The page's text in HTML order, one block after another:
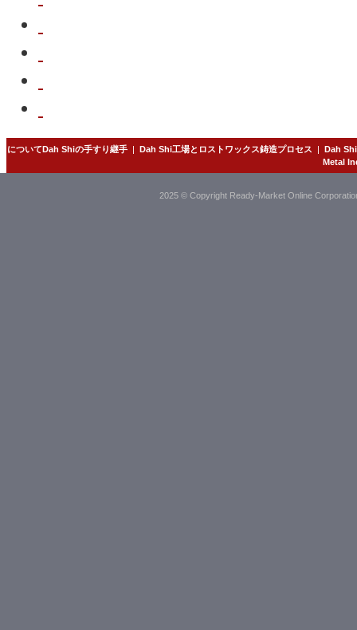
についてDah Shiの手すり継手 | Dah Shi工場とロストワックス鋳造プロセス | Dah
Metal
2025 © Copyright Ready-Market Online